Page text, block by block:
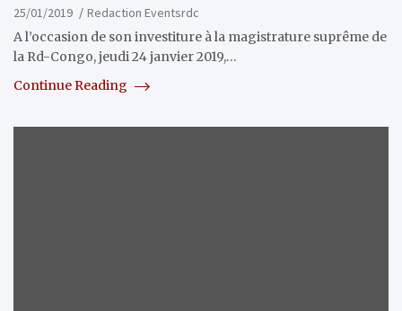
25/01/2019
Redaction Eventsrdc
A l’occasion de son investiture à la magistrature suprême de
la Rd-Congo, jeudi 24 janvier 2019,…
Continue Reading